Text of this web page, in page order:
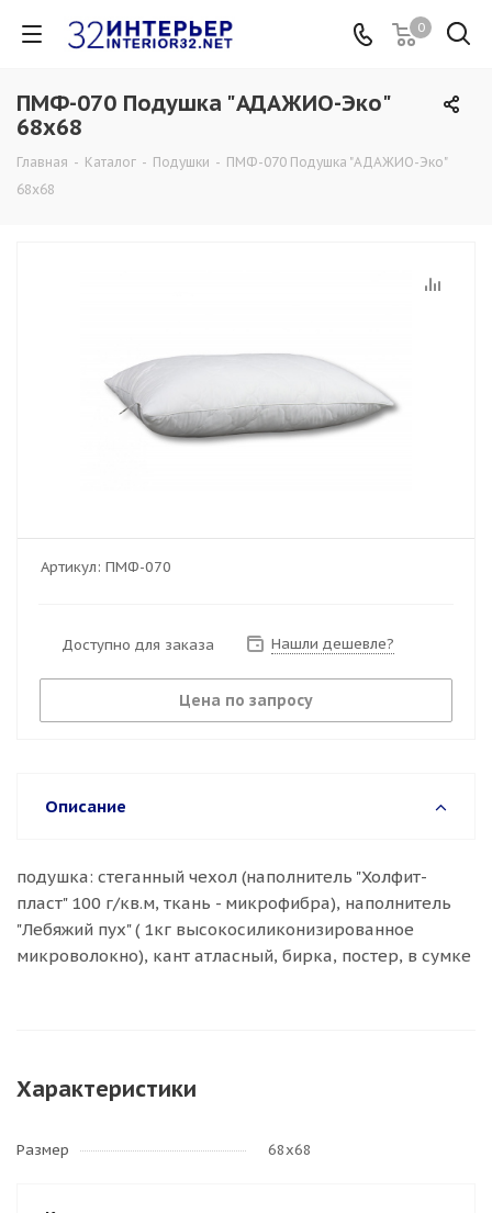
0
ПМФ-070 Подушка "АДАЖИО-Эко"
68х68
Главная - Каталог - Подушки - ПМФ-070 Подушка "АДАЖИО-Эко"
68х68
Артикул: ПМФ-070
Доступно для заказа Нашли дешевле?
Цена по запросу
Описание
подушка: стеганный чехол (наполнитель "Холфит-
пласт" 100 г/кв.м, ткань - микрофибра), наполнитель
"Лебяжий пух" ( 1кг высокосиликонизированное
микроволокно), кант атласный, бирка, постер, в сумке
Характеристики
Размер 68х68